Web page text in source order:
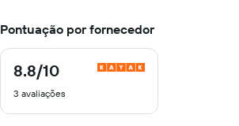
Pontuação por fornecedor
8.8/10
8.8
10
3 avaliações